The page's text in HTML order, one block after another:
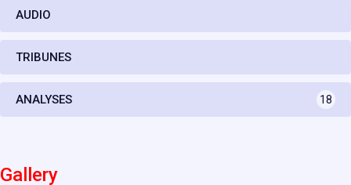
AUDIO
TRIBUNES
ANALYSES 18
Gallery